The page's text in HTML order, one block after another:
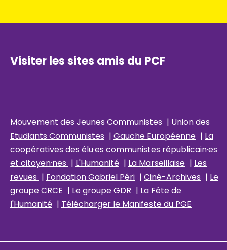
Visiter les sites amis du PCF
Mouvement des Jeunes Communistes | Union des
Etudiants Communistes | Gauche Européenne | La
coopératives des élu·es communistes républicain·es
et citoyen·nes | L'Humanité | La Marseillaise | Les
revues | Fondation Gabriel Péri | Ciné-Archives | Le
groupe CRCE | Le groupe GDR | La Fête de
l'Humanité | Télécharger le Manifeste du PGE